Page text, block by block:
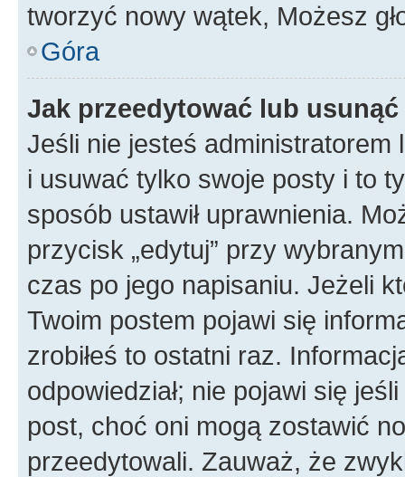
tworzyć nowy wątek, Możesz
Góra
Jak przeedytować lub
Jeśli nie jesteś
i usuwać tylko swoje posty i to
sposób ustawił uprawnienia.
przycisk „edytuj” przy
czas po jego napisaniu. Jeżeli
Twoim postem pojawi się
zrobiłeś to ostatni raz.
odpowiedział; nie pojawi się
post, choć oni mogą zostawić
przeedytowali. Zauważ, że